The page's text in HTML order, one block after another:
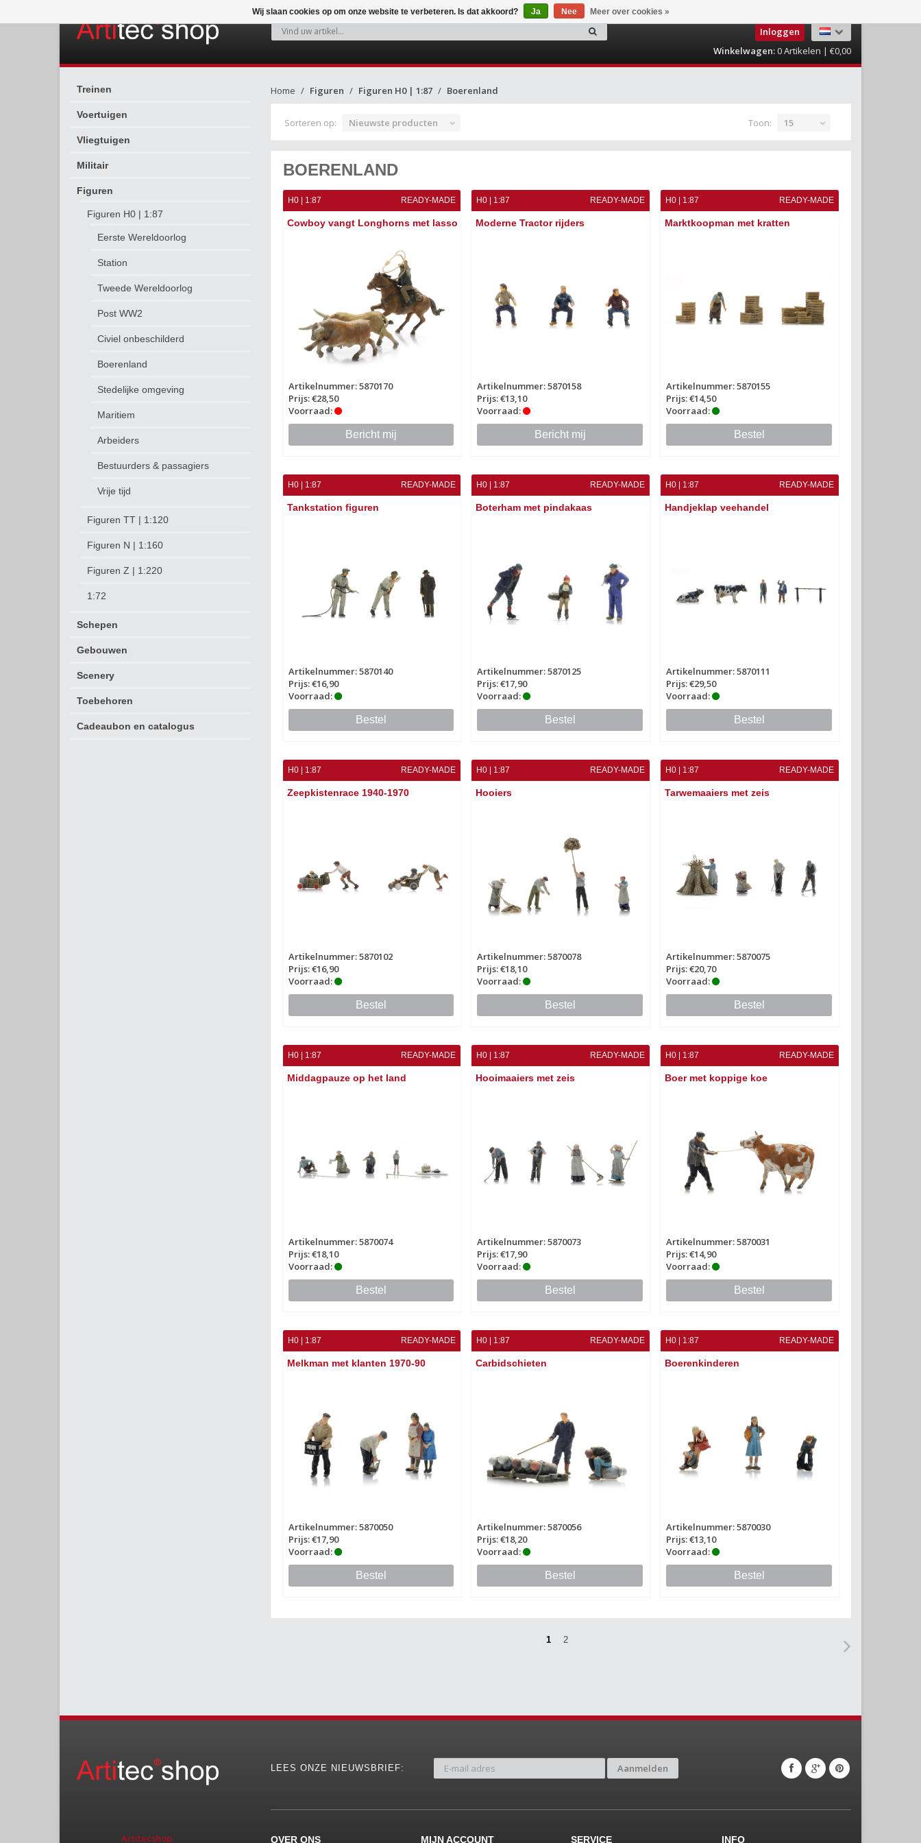
Inloggen
Winkelwagen:0Artikelen | €0,00
Treinen
Voertuigen
Vliegtuigen
Militair
Figuren
Figuren H0 | 1:87
Eerste Wereldoorlog
Station
Tweede Wereldoorlog
Post WW2
Civiel onbeschilderd
Boerenland
Stedelijke omgeving
Maritiem
Arbeiders
Bestuurders & passagiers
Vrije tijd
Figuren TT | 1:120
Figuren N | 1:160
Figuren Z | 1:220
1:72
Schepen
Gebouwen
Scenery
Toebehoren
Cadeaubon en catalogus
Home Figuren Figuren H0 | 1:87 Boerenland
Sorteren op: Nieuwste producten Toon: 15
BOERENLAND
H0 | 1:87 READY-MADE
Cowboy vangt Longhorns met lasso
Artikelnummer: 5870170
Prijs: €28,50
Voorraad:
Bericht mij
H0 | 1:87 READY-MADE
Moderne Tractor rijders
Artikelnummer: 5870158
Prijs: €13,10
Voorraad:
Bericht mij
H0 | 1:87 READY-MADE
Marktkoopman met kratten
Artikelnummer: 5870155
Prijs: €14,50
Voorraad:
Bestel
H0 | 1:87 READY-MADE
Tankstation figuren
Artikelnummer: 5870140
Prijs: €16,90
Voorraad:
Bestel
H0 | 1:87 READY-MADE
Boterham met pindakaas
Artikelnummer: 5870125
Prijs: €17,90
Voorraad:
Bestel
H0 | 1:87 READY-MADE
Handjeklap veehandel
Artikelnummer: 5870111
Prijs: €29,50
Voorraad:
Bestel
H0 | 1:87 READY-MADE
Zeepkistenrace 1940-1970
Artikelnummer: 5870102
Prijs: €16,90
Voorraad:
Bestel
H0 | 1:87 READY-MADE
Hooiers
Artikelnummer: 5870078
Prijs: €18,10
Voorraad:
Bestel
H0 | 1:87 READY-MADE
Tarwemaaiers met zeis
Artikelnummer: 5870075
Prijs: €20,70
Voorraad:
Bestel
H0 | 1:87 READY-MADE
Middagpauze op het land
Artikelnummer: 5870074
Prijs: €18,10
Voorraad:
Bestel
H0 | 1:87 READY-MADE
Hooimaaiers met zeis
Artikelnummer: 5870073
Prijs: €17,90
Voorraad:
Bestel
H0 | 1:87 READY-MADE
Boer met koppige koe
Artikelnummer: 5870031
Prijs: €14,90
Voorraad:
Bestel
H0 | 1:87 READY-MADE
Melkman met klanten 1970-90
Artikelnummer: 5870050
Prijs: €17,90
Voorraad:
Bestel
H0 | 1:87 READY-MADE
Carbidschieten
Artikelnummer: 5870056
Prijs: €18,20
Voorraad:
Bestel
H0 | 1:87 READY-MADE
Boerenkinderen
Artikelnummer: 5870030
Prijs: €13,10
Voorraad:
Bestel
1 2
Artitecshop
LEES ONZE NIEUWSBRIEF: Aanmelden
OVER ONS MIJN ACCOUNT SERVICE INFO
Wij slaan cookies op om onze website te verbeteren. Is dat akkoord? Ja Nee Meer over cookies »